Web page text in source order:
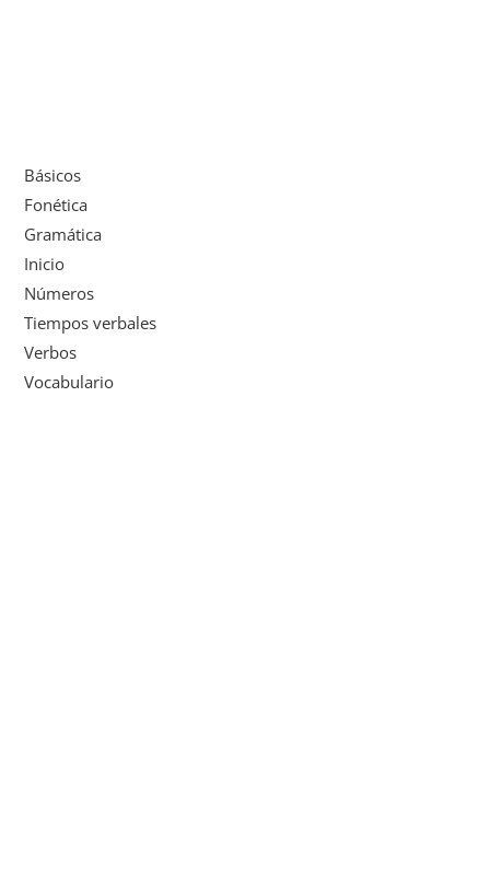
Básicos
Fonética
Gramática
Inicio
Números
Tiempos verbales
Verbos
Vocabulario